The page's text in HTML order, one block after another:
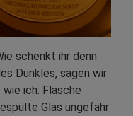
schenkt ihr denn
Dunkles, sagen wir
ich: Flasche
Glas ungefähr